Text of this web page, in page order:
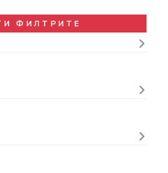
ФИЛТРИТЕ